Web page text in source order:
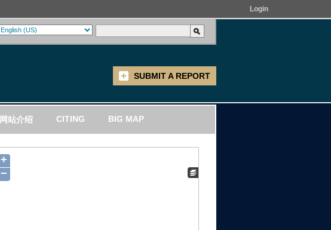
Login
SUBMIT A REPORT
网站介绍 CITING BIG MAP
+
−